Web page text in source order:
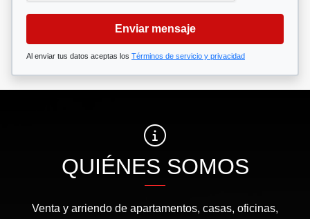
Enviar mensaje
Al enviar tus datos aceptas los Términos de servicio y privacidad
QUIÉNES SOMOS
Venta y arriendo de apartamentos, casas, oficinas,